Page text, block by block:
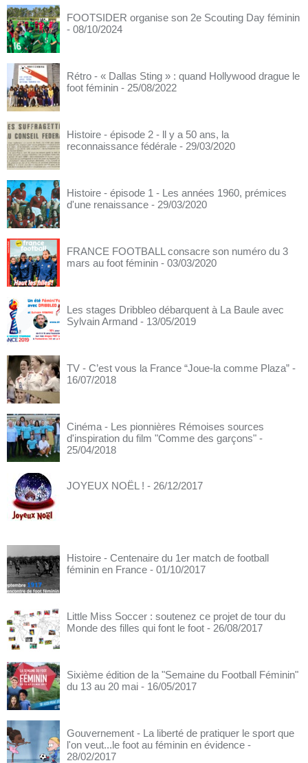
FOOTSIDER organise son 2e Scouting Day féminin
- 08/10/2024
Rétro - « Dallas Sting » : quand Hollywood drague le
foot féminin - 25/08/2022
Histoire - épisode 2 - ll y a 50 ans, la
reconnaissance fédérale - 29/03/2020
Histoire - épisode 1 - Les années 1960, prémices
d'une renaissance - 29/03/2020
FRANCE FOOTBALL consacre son numéro du 3
mars au foot féminin - 03/03/2020
Les stages Dribbleo débarquent à La Baule avec
Sylvain Armand - 13/05/2019
TV - C’est vous la France “Joue-la comme Plaza” -
16/07/2018
Cinéma - Les pionnières Rémoises sources
d'inspiration du film "Comme des garçons" -
25/04/2018
JOYEUX NOËL ! - 26/12/2017
Histoire - Centenaire du 1er match de football
féminin en France - 01/10/2017
Little Miss Soccer : soutenez ce projet de tour du
Monde des filles qui font le foot - 26/08/2017
Sixième édition de la "Semaine du Football Féminin"
du 13 au 20 mai - 16/05/2017
Gouvernement - La liberté de pratiquer le sport que
l'on veut...le foot au féminin en évidence -
28/02/2017